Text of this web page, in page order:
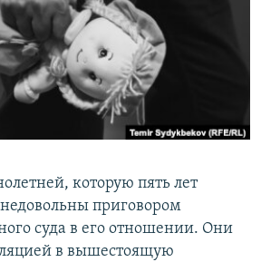
которую пять лет
приговором
суда в его отношении. Они
в вышестоящую